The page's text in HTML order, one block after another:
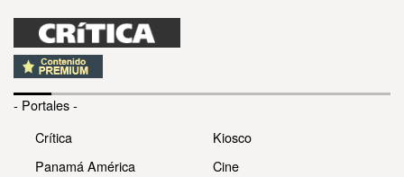
- Portales -
Crítica
Panamá América
Kiosco
Cine